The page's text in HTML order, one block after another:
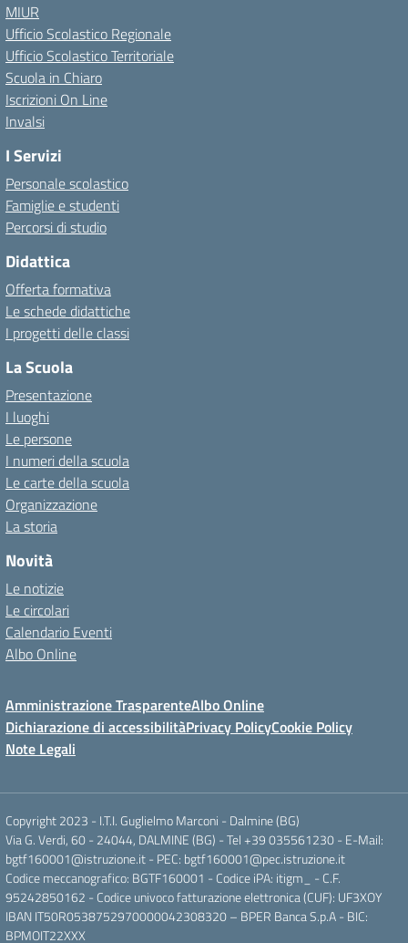
MIUR
Ufficio Scolastico Regionale
Ufficio Scolastico Territoriale
Scuola in Chiaro
Iscrizioni On Line
Invalsi
I Servizi
Personale scolastico
Famiglie e studenti
Percorsi di studio
Didattica
Offerta formativa
Le schede didattiche
I progetti delle classi
La Scuola
Presentazione
I luoghi
Le persone
I numeri della scuola
Le carte della scuola
Organizzazione
La storia
Novità
Le notizie
Le circolari
Calendario Eventi
Albo Online
Amministrazione TrasparenteAlbo Online
Dichiarazione di accessibilitàPrivacy PolicyCookie Policy
Note Legali
Copyright 2023 - I.T.I. Guglielmo Marconi - Dalmine (BG)
Via G. Verdi, 60 - 24044, DALMINE (BG) - Tel +39 035561230 - E-Mail:
bgtf160001@istruzione.it - PEC: bgtf160001@pec.istruzione.it
Codice meccanografico: BGTF160001 - Codice iPA: itigm_ - C.F.
95242850162 - Codice univoco fatturazione elettronica (CUF): UF3XOY
IBAN IT50R0538752970000042308320 – BPER Banca S.p.A - BIC:
BPMOIT22XXX